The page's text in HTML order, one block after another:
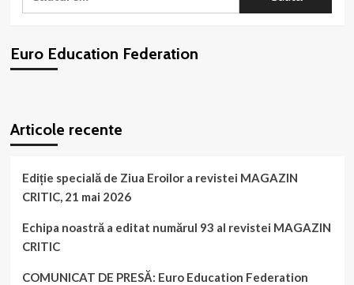
Euro Education Federation
Articole recente
Ediție specială de Ziua Eroilor a revistei MAGAZIN
CRITIC, 21 mai 2026
Echipa noastră a editat numărul 93 al revistei MAGAZIN
CRITIC
COMUNICAT DE PRESĂ: Euro Education Federation